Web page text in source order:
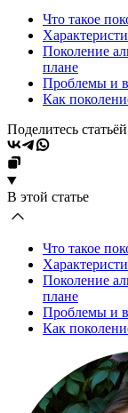
Что такое
Поколение
плане
Проблемы и
Как
Поделитесь статьёй
В этой статье
Что такое
Поколение
плане
Проблемы и
Как